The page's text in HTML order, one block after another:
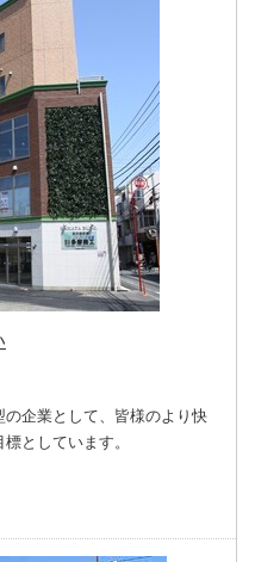
企業として、皆様のより快
としています。